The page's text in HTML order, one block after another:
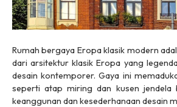
Rumah bergaya Eropa klasik modern
dari arsitektur klasik Eropa yang
desain kontemporer. Gaya ini
seperti atap miring dan kusen jendela
keanggunan dan kesederhanaan desain